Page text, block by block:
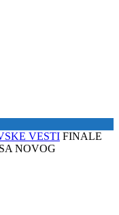
VESTI FINALE
NOVOG